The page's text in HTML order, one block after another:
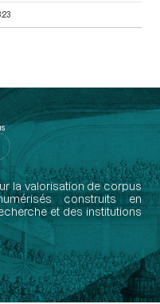
la valorisation de corpus
construits en
et des institutions